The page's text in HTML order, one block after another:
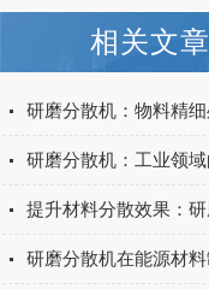
相关文章